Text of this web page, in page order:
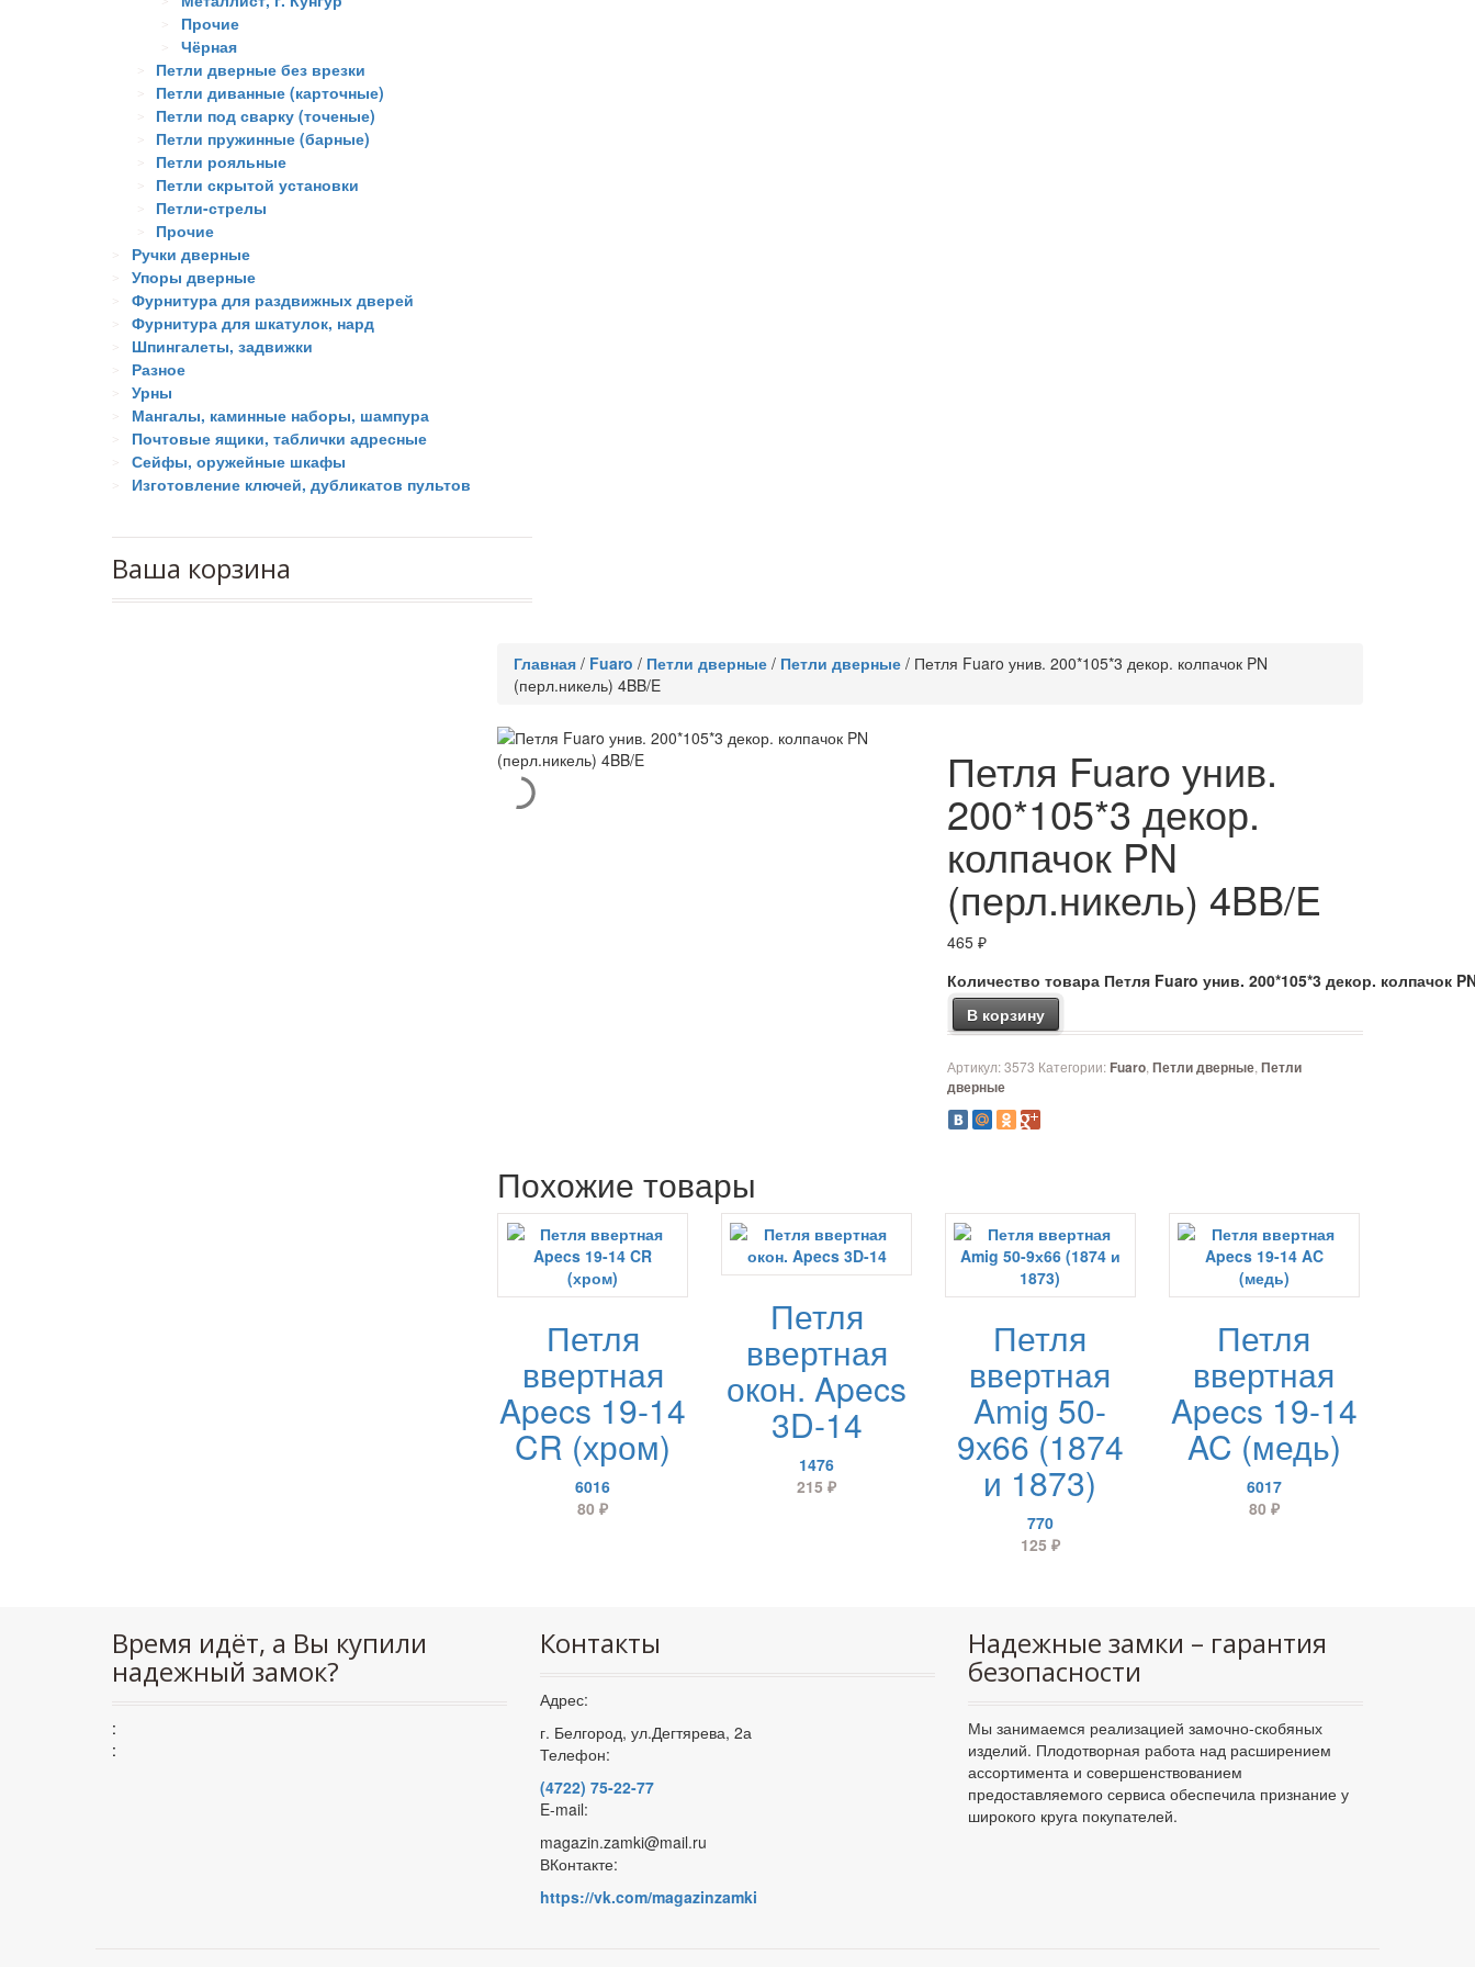
Прочие
Чёрная
Петли дверные без врезки
Петли диванные (карточные)
Петли под сварку (точеные)
Петли пружинные (барные)
Петли рояльные
Петли скрытой установки
Петли-стрелы
Прочие
Ручки дверные
Упоры дверные
Фурнитура для раздвижных дверей
Фурнитура для шкатулок, нард
Шпингалеты, задвижки
Разное
Урны
Мангалы, каминные наборы, шампура
Почтовые ящики, таблички адресные
Сейфы, оружейные шкафы
Изготовление ключей, дубликатов пультов
Ваша корзина
Главная / Fuaro / Петли дверные / Петли дверные / Петля Fuaro унив. 200*105*3 декор. колпачок PN
(перл.никель) 4BB/E
Петля Fuaro унив.
200*105*3 декор.
колпачок PN
(перл.никель) 4BB/E
465₽
Количество товара Петля Fuaro унив. 200*105*3 декор. колпачок
В корзину
Артикул:3573 Категории: Fuaro,Петли дверные,Петли
дверные
Похожие товары
Петля
ввертная
Apecs 19-14
CR (хром)
6016
80₽
Петля
ввертная
окон. Apecs
3D-14
1476
215 ₽
Петля
ввертная
Amig 50-
9х66 (1874
и 1873)
770
125 ₽
Петля
ввертная
Apecs 19-14
AC (медь)
6017
80 ₽
Время идёт, а Вы купили
надежный замок?
:
:
Контакты
Адрес:
г. Белгород, ул.Дегтярева, 2а
Телефон:
(4722) 75-22-77
E-mail:
magazin.zamki@mail.ru
ВКонтакте:
https://vk.com/magazinzamki
Надежные замки – гарантия
безопасности
Мы занимаемся реализацией замочно-скобяных
изделий. Плодотворная работа над расширением
ассортимента и совершенствованием
предоставляемого сервиса обеспечила признание у
широкого круга покупателей.